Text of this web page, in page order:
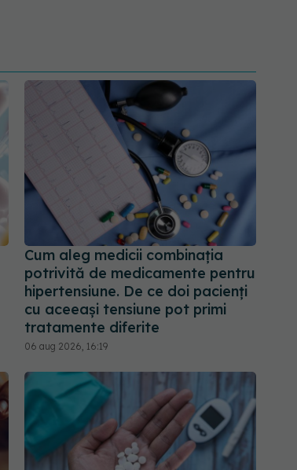
Cum aleg medicii combinația
potrivită de medicamente pentru
hipertensiune. De ce doi pacienți
cu aceeași tensiune pot primi
tratamente diferite
06 aug 2026, 16:19